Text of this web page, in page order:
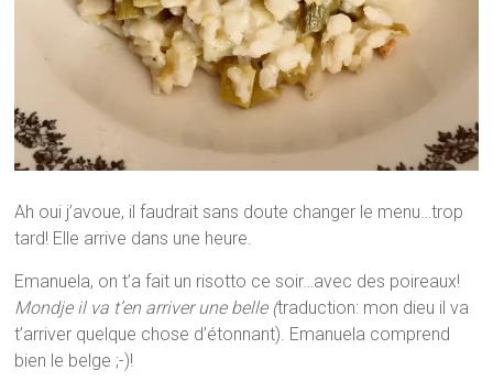
Ah oui j’avoue, il faudrait sans doute changer le menu…trop
tard! Elle arrive dans une heure.
Emanuela, on t’a fait un risotto ce soir…avec des poireaux!
Mondje il va t’en arriver une belle (traduction: mon dieu il va
t’arriver quelque chose d’étonnant). Emanuela comprend
bien le belge ;-)!